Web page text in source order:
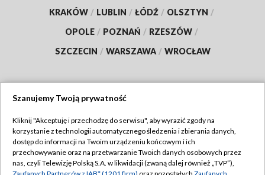
KRAKÓW / LUBLIN / ŁÓDŹ / OLSZTYN /
OPOLE / POZNAŃ / RZESZÓW /
SZCZECIN / WARSZAWA / WROCŁAW
TVP
Abonament TVP
Emisja w TVP
Regulamin TVP
Szanujemy Twoją prywatność
Kliknij "Akceptuję i przechodzę do serwisu", aby wyrazić zgody na
korzystanie z technologii automatycznego śledzenia i zbierania danych,
dostęp do informacji na Twoim urządzeniu końcowym i ich
przechowywanie oraz na przetwarzanie Twoich danych osobowych przez
nas, czyli Telewizję Polską S.A. w likwidacji (zwaną dalej również „TVP”),